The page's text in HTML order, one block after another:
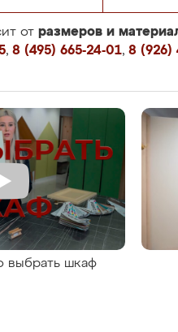
от размеров и
, 8 (495) 665-24-01, 8 (926)
выбрать шкаф